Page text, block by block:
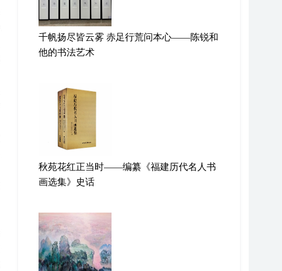
千帆扬尽皆云雾 赤足行荒问本心——陈锐和
他的书法艺术
秋苑花红正当时——编纂《福建历代名人书
画选集》史话